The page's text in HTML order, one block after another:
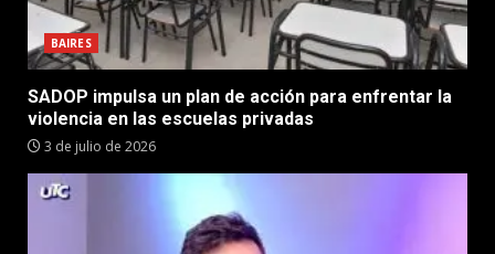
BAIRES
SADOP impulsa un plan de acción para enfrentar la
violencia en las escuelas privadas
3 de julio de 2026